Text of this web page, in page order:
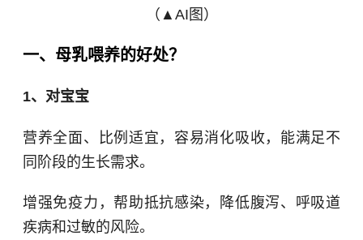
（▲AI图）
一、母乳喂养的好处？
1、对宝宝
营养全面、比例适宜，容易消化吸收，能满足不
同阶段的生长需求。
增强免疫力，帮助抵抗感染，降低腹泻、呼吸道
疾病和过敏的风险。